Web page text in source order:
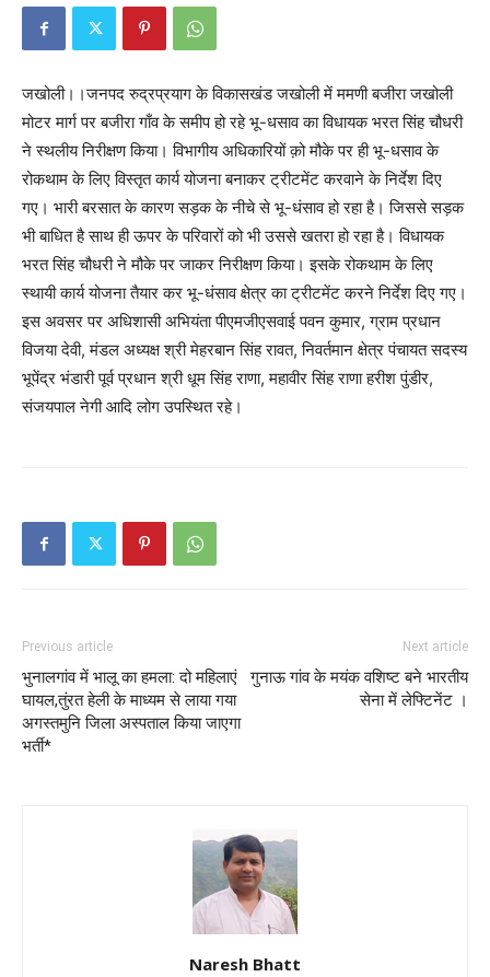
जखोली।।जनपद रुद्रप्रयाग के विकासखंड जखोली में ममणी बजीरा जखोली
मोटर मार्ग पर बजीरा गाँव के समीप हो रहे भू-धसाव का विधायक भरत सिंह चौधरी
ने स्थलीय निरीक्षण किया। विभागीय अधिकारियों क़ो मौके पर ही भू-धसाव के
रोकथाम के लिए विस्तृत कार्य योजना बनाकर ट्रीटमेंट करवाने के निर्देश दिए
गए। भारी बरसात के कारण सड़क के नीचे से भू-धंसाव हो रहा है। जिससे सड़क
भी बाधित है साथ ही ऊपर के परिवारों को भी उससे खतरा हो रहा है। विधायक
भरत सिंह चौधरी ने मौके पर जाकर निरीक्षण किया। इसके रोकथाम के लिए
स्थायी कार्य योजना तैयार कर भू-धंसाव क्षेत्र का ट्रीटमेंट करने निर्देश दिए गए।
इस अवसर पर अधिशासी अभियंता पीएमजीएसवाई पवन कुमार, ग्राम प्रधान
विजया देवी, मंडल अध्यक्ष श्री मेहरबान सिंह रावत, निवर्तमान क्षेत्र पंचायत सदस्य
भूपेंद्र भंडारी पूर्व प्रधान श्री धूम सिंह राणा, महावीर सिंह राणा हरीश पुंडीर,
संजयपाल नेगी आदि लोग उपस्थित रहे।
Previous article
भुनालगांव में भालू का हमला: दो महिलाएं
घायल,तुंरत हेली के माध्यम से लाया गया
अगस्तमुनि जिला अस्पताल किया जाएगा
भर्ती*
Next article
गुनाऊ गांव के मयंक वशिष्ट बने भारतीय
सेना में लेफ्टिनेंट ।
Naresh Bhatt